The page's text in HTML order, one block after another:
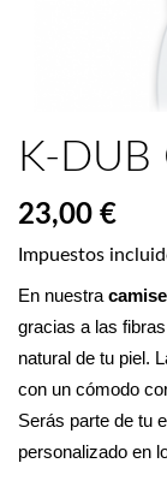
K-DUB
23,00 €
Impuestos
En nuestra
gracias a las
natural de tu piel.
con un cómodo
Serás parte de tu
personalizado en